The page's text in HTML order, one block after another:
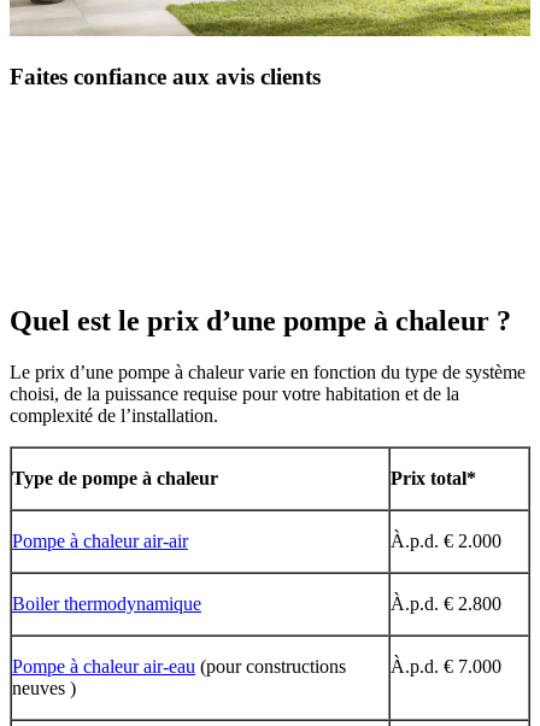
Faites confiance aux avis clients
Quel est le prix d’une pompe à chaleur ?
Le prix d’une pompe à chaleur varie en fonction du type de système
choisi, de la puissance requise pour votre habitation et de la
complexité de l’installation.
Type de pompe à chaleur Prix total*
Pompe à chaleur air-air À.p.d. € 2.000
Boiler thermodynamique À.p.d. € 2.800
Pompe à chaleur air-eau (pour constructions
neuves )
À.p.d. € 7.000